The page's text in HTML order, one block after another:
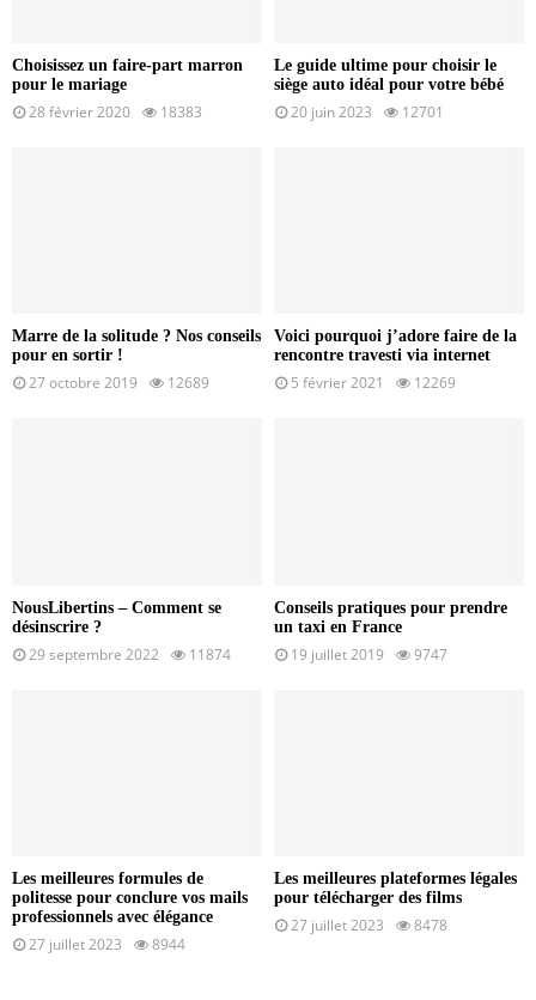
Choisissez un faire-part marron
pour le mariage
28 février 2020 18383
Le guide ultime pour choisir le
siège auto idéal pour votre bébé
20 juin 2023 12701
Marre de la solitude ? Nos conseils
pour en sortir !
27 octobre 2019 12689
Voici pourquoi j’adore faire de la
rencontre travesti via internet
5 février 2021 12269
NousLibertins – Comment se
désinscrire ?
29 septembre 2022 11874
Conseils pratiques pour prendre
un taxi en France
19 juillet 2019 9747
Les meilleures formules de
politesse pour conclure vos mails
professionnels avec élégance
27 juillet 2023 8944
Les meilleures plateformes légales
pour télécharger des films
27 juillet 2023 8478